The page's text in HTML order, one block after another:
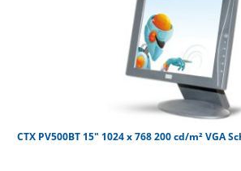
CTX PV500BT 15" 1024 x 768 200 cd/m² VGA